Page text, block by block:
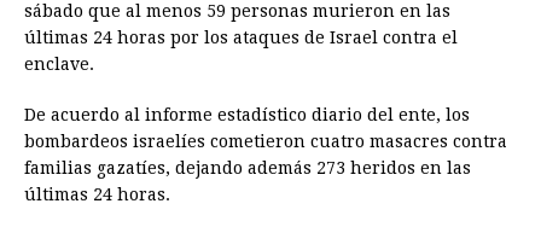
sábado que al menos 59 personas murieron en las
últimas 24 horas por los ataques de Israel contra el
enclave.
De acuerdo al informe estadístico diario del ente, los
bombardeos israelíes cometieron cuatro masacres contra
familias gazatíes, dejando además 273 heridos en las
últimas 24 horas.